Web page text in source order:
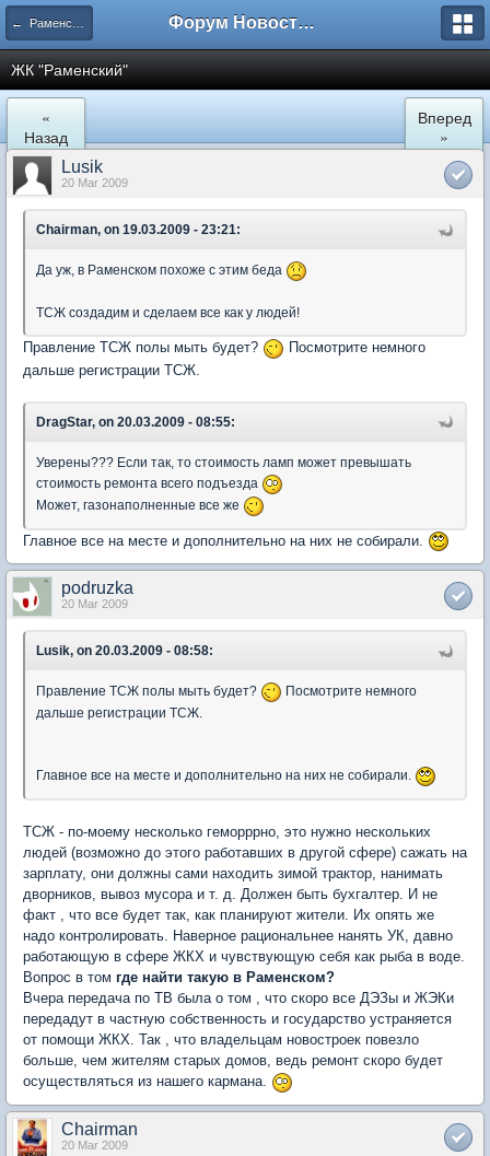
← Раменское Форум Новостройки
ЖК "Рaменский"
«
Назад
Вперед
»
Lusik
20 Mar 2009
Chairman, on 19.03.2009 - 23:21:
Да уж, в Раменском похоже с этим беда
ТСЖ создадим и сделаем все как у людей!
Правление ТСЖ полы мыть будет?
Посмотрите немного
дальше регистрации ТСЖ.
DragStar, on 20.03.2009 - 08:55:
Уверены??? Если так, то стоимость ламп может превышать
стоимость ремонта всего подъезда
Может, газонаполненные все же
Главное все на месте и дополнительно на них не собирали.
podruzka
20 Mar 2009
Lusik, on 20.03.2009 - 08:58:
Правление ТСЖ полы мыть будет?
Посмотрите немного
дальше регистрации ТСЖ.
Главное все на месте и дополнительно на них не собирали.
ТСЖ - по-моему несколько геморррно, это нужно нескольких
людей (возможно до этого работавших в другой сфере) сажать на
зарплату, они должны сами находить зимой трактор, нанимать
дворников, вывоз мусора и т. д. Должен быть бухгалтер. И не
факт , что все будет так, как планируют жители. Их опять же
надо контролировать. Наверное рациональнее нанять УК, давно
работающую в сфере ЖКХ и чувствующую себя как рыба в воде.
Вопрос в том где найти такую в Раменском?
Вчера передача по ТВ была о том , что скоро все ДЭЗы и ЖЭКи
передадут в частную собственность и государство устраняется
от помощи ЖКХ. Так , что владельцам новостроек повезло
больше, чем жителям старых домов, ведь ремонт скоро будет
осуществляться из нашего кармана.
Chairman
20 Mar 2009